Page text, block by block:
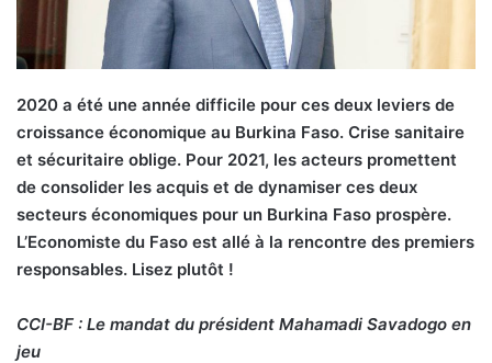
2020 a été une année difficile pour ces deux leviers de
croissance économique au Burkina Faso. Crise sanitaire
et sécuritaire oblige. Pour 2021, les acteurs promettent
de consolider les acquis et de dynamiser ces deux
secteurs économiques pour un Burkina Faso prospère.
L’Economiste du Faso est allé à la rencontre des premiers
responsables. Lisez plutôt !
CCI-BF : Le mandat du président Mahamadi Savadogo en
jeu